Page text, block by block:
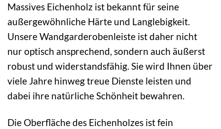
Massives Eichenholz ist bekannt für seine
außergewöhnliche Härte und Langlebigkeit.
Unsere Wandgarderobenleiste ist daher nicht
nur optisch ansprechend, sondern auch äußerst
robust und widerstandsfähig. Sie wird Ihnen über
viele Jahre hinweg treue Dienste leisten und
dabei ihre natürliche Schönheit bewahren.
Die Oberfläche des Eichenholzes ist fein